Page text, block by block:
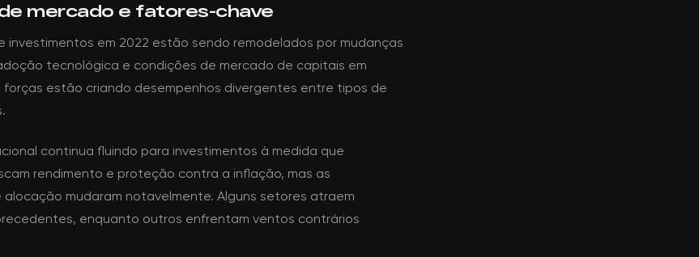
mercado e fatores-chave
investimentos em 2022 estão sendo remodelados por mudanças
tecnológica e condições de mercado de capitais em
forças estão criando desempenhos divergentes entre tipos de
continua fluindo para investimentos à medida que
rendimento e proteção contra a inflação, mas as
alocação mudaram notavelmente. Alguns setores atraem
enquanto outros enfrentam ventos contrários